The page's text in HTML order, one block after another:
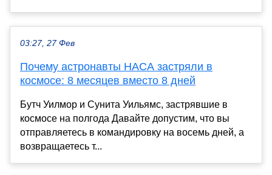
03:27, 27 Фев
Почему астронавты НАСА застряли в
космосе: 8 месяцев вместо 8 дней
Бутч Уилмор и Сунита Уильямс, застрявшие в
космосе на полгода Давайте допустим, что вы
отправляетесь в командировку на восемь дней, а
возвращаетесь т...